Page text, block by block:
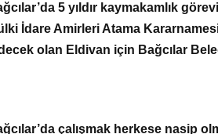
5 yıldır kaymakamlık
İdare Amirleri Atama
olan Eldivan için Bağcılar
çalışmak herkese nasip